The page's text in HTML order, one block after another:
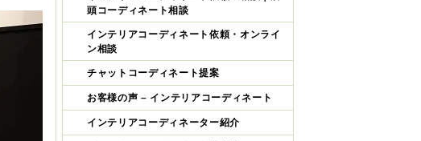
頭コーディネート相談
インテリアコーディネート依頼・オンライ
ン相談
チャットコーディネート提案
お客様の声 – インテリアコーディネート
インテリアコーディネーター紹介